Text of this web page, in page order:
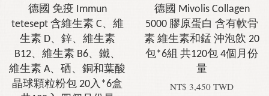
德國 免疫 Immun
tetesept 含維生素 C、維
生素 D、鋅、維生素
B12、維生素 B6、鐵、
維生素 A、硒、銅和葉酸
晶球顆粒粉包 20入*6盒
德國 Mivolis Collagen
5000 膠原蛋白 含有軟骨
素 維生素和錳 沖泡飲 20
包*6組 共120包 4個月份
量
NT$ 3,450 TWD